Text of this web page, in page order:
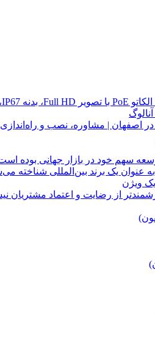
اصفهان | مشاوره، نصب و راه‌اندازی